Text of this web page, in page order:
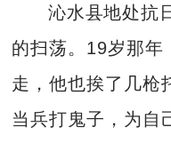
沁水县地处抗
的扫荡。19岁那年
走，他也挨了几枪
当兵打鬼子，为自